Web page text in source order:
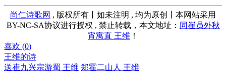
尚仁诗歌网 , 版权所有丨如未注明 , 均为原创丨本网站采用
BY-NC-SA协议进行授权 , 禁止转载，本文地址： 同崔员外秋
宵寓直 王维 ！
喜欢 (0)
王维的诗
送崔九兴宗游蜀 王维 郑霍二山人 王维